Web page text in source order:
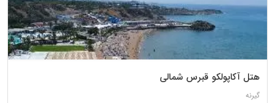
هتل آکاپولکو قبرس شمالی
گیرنه